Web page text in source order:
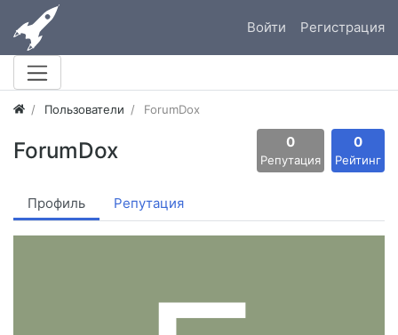
Войти Регистрация
Пользователи ForumDox
ForumDox 0
Репутация
0
Рейтинг
Профиль Репутация